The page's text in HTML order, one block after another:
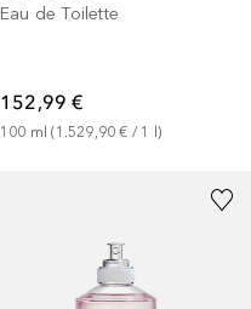
Eau de Toilette
152,99 €
100 ml (1.529,90 € / 1 l)